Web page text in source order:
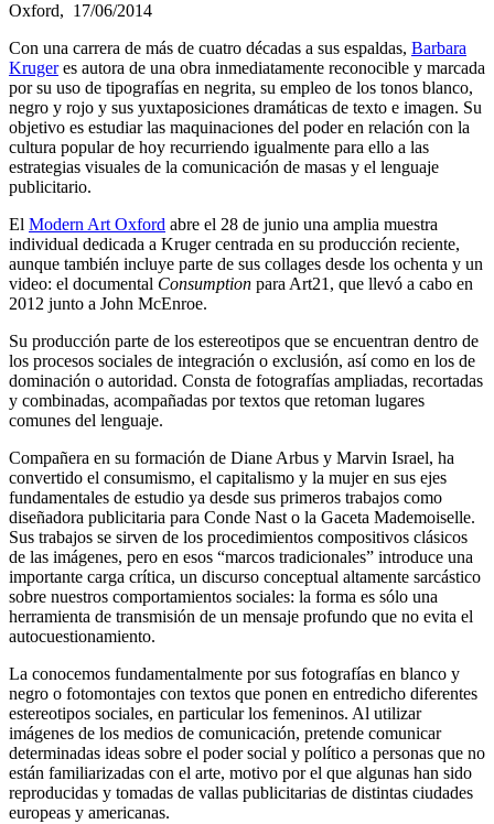
Oxford, 17/06/2014
Con una carrera de más de cuatro décadas a sus espaldas, Barbara
Krugeres autora de una obra inmediatamente reconocible y marcada
por su uso de tipografías en negrita, su empleo de los tonos blanco,
negro y rojo y sus yuxtaposiciones dramáticas de texto e imagen. Su
objetivo es estudiar las maquinaciones del poder en relación con la
cultura popular de hoy recurriendo igualmente para ello a las
estrategias visuales de la comunicación de masas y el lenguaje
publicitario.
El Modern Art Oxford abre el 28 de junio una amplia muestra
individual dedicada a Kruger centrada en su producción reciente,
aunque también incluye parte de sus collages desde los ochenta y un
video: el documental Consumption para Art21, que llevó a cabo en
2012 junto a John McEnroe.
Su producción parte de los estereotipos que se encuentran dentro de
los procesos sociales de integración o exclusión, así como en los de
dominación o autoridad. Consta de fotografías ampliadas, recortadas
y combinadas, acompañadas por textos que retoman lugares
comunes del lenguaje.
Compañera en su formación de Diane Arbus y Marvin Israel, ha
convertido el consumismo, el capitalismo y la mujer en sus ejes
fundamentales de estudio ya desde sus primeros trabajos como
diseñadora publicitaria para Conde Nast o la Gaceta Mademoiselle.
Sus trabajos se sirven de los procedimientos compositivos clásicos
de las imágenes, pero en esos “marcos tradicionales” introduce una
importante carga crítica, un discurso conceptual altamente sarcástico
sobre nuestros comportamientos sociales: la forma es sólo una
herramienta de transmisión de un mensaje profundo que no evita el
autocuestionamiento.
La conocemos fundamentalmente por sus fotografías en blanco y
negro o fotomontajes con textos que ponen en entredicho diferentes
estereotipos sociales, en particular los femeninos. Al utilizar
imágenes de los medios de comunicación, pretende comunicar
determinadas ideas sobre el poder social y político a personas que no
están familiarizadas con el arte, motivo por el que algunas han sido
reproducidas y tomadas de vallas publicitarias de distintas ciudades
europeas y americanas.